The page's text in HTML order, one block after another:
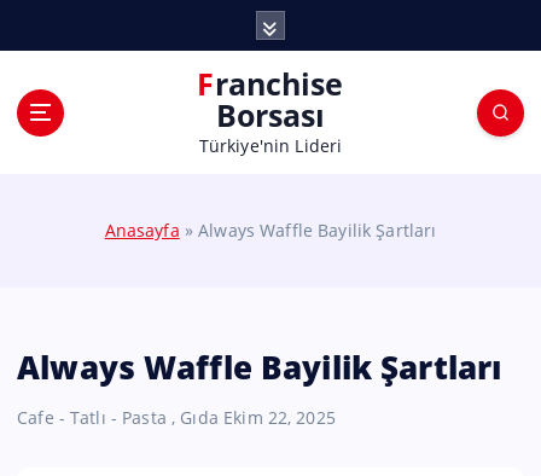
Franchise
Borsası
Türkiye'nin Lideri
Anasayfa »Always Waffle Bayilik Şartları
Always Waffle Bayilik Şartları
Cafe - Tatlı - Pasta , Gıda Ekim 22, 2025